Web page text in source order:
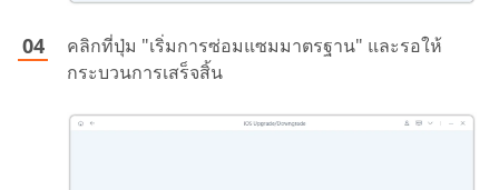
คลิกที่ปุ่ม "เริ่มการซ่อมแซมมาตรฐาน" และรอให้
กระบวนการเสร็จสิ้น